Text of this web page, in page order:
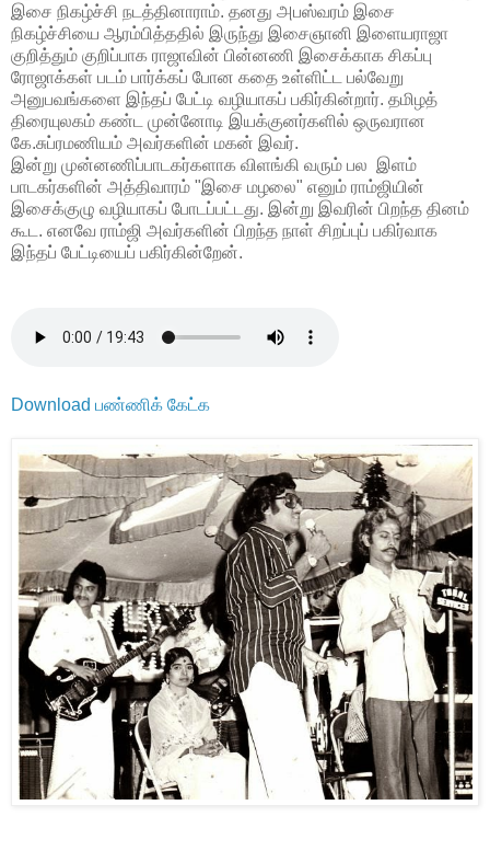
இசை நிகழ்ச்சி நடத்தினாராம். தனது அபஸ்வரம் இசை
நிகழ்ச்சியை ஆரம்பித்ததில் இருந்து இசைஞானி இளையராஜா
குறித்தும் குறிப்பாக ராஜாவின் பின்னணி இசைக்காக சிகப்பு
ரோஜாக்கள் படம் பார்க்கப் போன கதை உள்ளிட்ட பல்வேறு
அனுபவங்களை இந்தப் பேட்டி வழியாகப் பகிர்கின்றார். தமிழத்
திரையுலகம் கண்ட முன்னோடி இயக்குனர்களில் ஒருவரான
கே.சுப்ரமணியம் அவர்களின் மகன் இவர்.
இன்று முன்னணிப்பாடகர்களாக விளங்கி வரும் பல இளம்
பாடகர்களின் அத்திவாரம் "இசை மழலை" எனும் ராம்ஜியின்
இசைக்குழு வழியாகப் போடப்பட்டது. இன்று இவரின் பிறந்த தினம்
கூட. எனவே ராம்ஜி அவர்களின் பிறந்த நாள் சிறப்புப் பகிர்வாக
இந்தப் பேட்டியைப் பகிர்கின்றேன்.
Download பண்ணிக் கேட்க